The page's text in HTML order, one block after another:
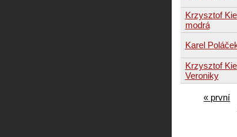
Krzysztof
modrá
Karel
Krzysztof
Veroniky
« první